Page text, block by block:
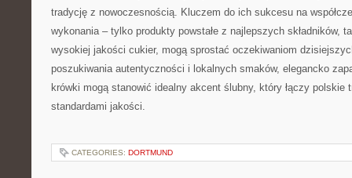
tradycję z nowoczesnością. Kluczem do ich sukcesu na
wykonania – tylko produkty powstałe z najlepszych składników,
wysokiej jakości cukier, mogą sprostać oczekiwaniom
poszukiwania autentyczności i lokalnych smaków, elegancko
krówki mogą stanowić idealny akcent ślubny, który łączy polskie
standardami jakości.
CATEGORIES: DORTMUND